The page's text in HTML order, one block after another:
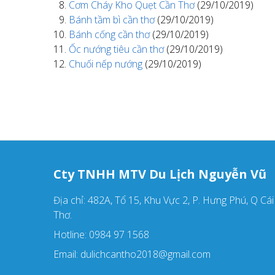
Cơm Cháy Kho Quẹt Cần Thơ(29/10/2019)
Bánh tầm bì cần thơ(29/10/2019)
Bánh cống cần thơ(29/10/2019)
Ốc nướng tiêu cần thơ(29/10/2019)
Chuối nếp nướng (29/10/2019)
Cty TNHH MTV Du Lịch Nguyễn Vũ
Địa chỉ: 482A, Tổ 15, Khu Vực 2, P. Hưng Phú, Q Cái
Thơ.
Hotline: 0984 97 1568
Email: dulichcantho2018@gmail.com